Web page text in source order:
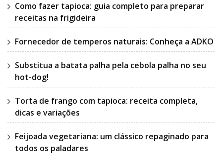
Como fazer tapioca: guia completo para preparar
receitas na frigideira
Fornecedor de temperos naturais: Conheça a ADKO
Substitua a batata palha pela cebola palha no seu
hot-dog!
Torta de frango com tapioca: receita completa,
dicas e variações
Feijoada vegetariana: um clássico repaginado para
todos os paladares